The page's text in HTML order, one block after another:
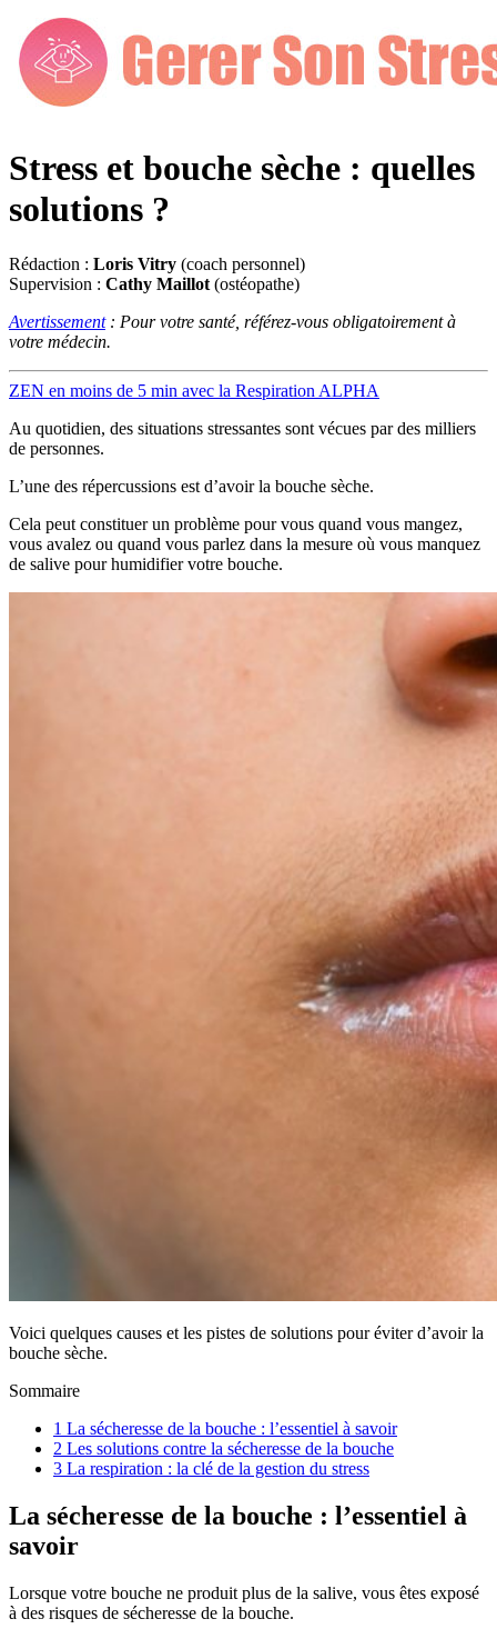
Stress et bouche sèche : quelles
solutions ?
Rédaction : Loris Vitry (coach personnel)
Supervision : Cathy Maillot (ostéopathe)
Avertissement: Pour votre santé, référez-vous obligatoirement à
votre médecin.
ZEN en moins de 5 min avec la Respiration ALPHA
Au quotidien, des situations stressantes sont vécues par des milliers
de personnes.
L’une des répercussions est d’avoir la bouche sèche.
Cela peut constituer un problème pour vous quand vous mangez,
vous avalez ou quand vous parlez dans la mesure où vous manquez
de salive pour humidifier votre bouche.
Voici quelques causes et les pistes de solutions pour éviter d’avoir la
bouche sèche.
Sommaire
1 La sécheresse de la bouche : l’essentiel à savoir
2 Les solutions contre la sécheresse de la bouche
3 La respiration : la clé de la gestion du stress
La sécheresse de la bouche : l’essentiel à
savoir
Lorsque votre bouche ne produit plus de la salive, vous êtes exposé
à des risques de sécheresse de la bouche.